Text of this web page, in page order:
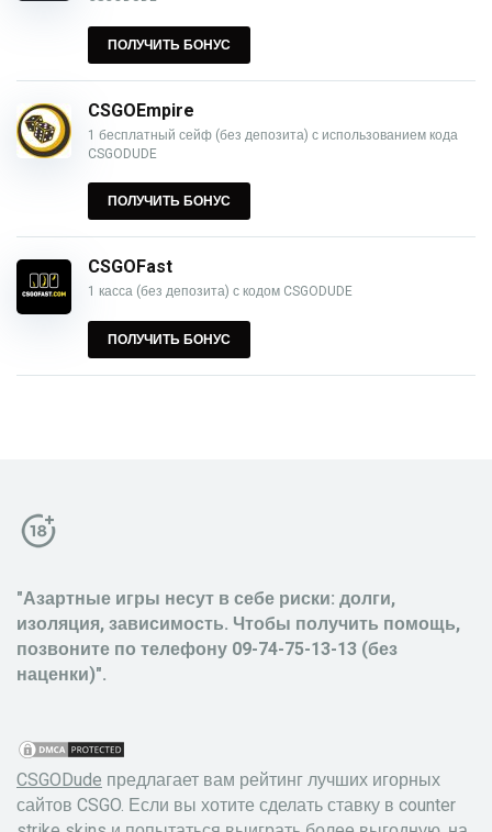
ПОЛУЧИТЬ БОНУС
CSGOEmpire
1 бесплатный сейф (без депозита) с использованием кода
CSGODUDE
ПОЛУЧИТЬ БОНУС
CSGOFast
1 касса (без депозита) с кодом CSGODUDE
ПОЛУЧИТЬ БОНУС
"Азартные игры несут в себе риски: долги,
изоляция, зависимость. Чтобы получить помощь,
позвоните по телефону 09-74-75-13-13 (без
наценки)".
CSGODude предлагает вам рейтинг лучших игорных
сайтов CSGO. Если вы хотите сделать ставку в counter